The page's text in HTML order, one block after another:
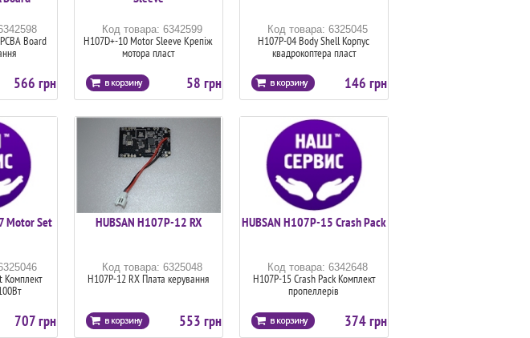
Board
566 грн
Код товара: 6342599
H107D+-10 Motor Sleeve Крепіж
мотора пласт
58 грн
Код товара: 6325045
H107P-04 Body Shell Корпус
квадрокоптера пласт
146 грн
Motor Set
Комплект
707 грн
HUBSAN H107P-12 RX
Код товара: 6325048
H107P-12 RX Плата керування
553 грн
HUBSAN H107P-15 Crash Pack
Код товара: 6342648
H107P-15 Crash Pack Комплект
пропеллерів
374 грн